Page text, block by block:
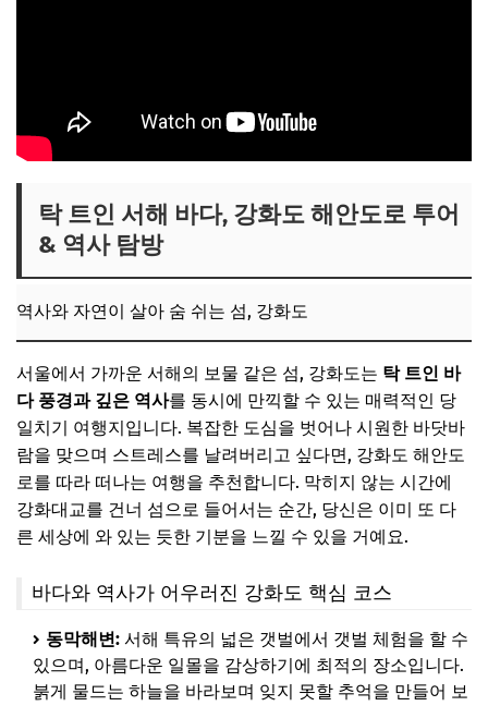
탁 트인 서해 바다, 강화도 해안도로 투어
& 역사 탐방
역사와 자연이 살아 숨 쉬는 섬, 강화도
서울에서 가까운 서해의 보물 같은 섬, 강화도는 탁 트인 바
다 풍경과 깊은 역사를 동시에 만끽할 수 있는 매력적인 당
일치기 여행지입니다. 복잡한 도심을 벗어나 시원한 바닷바
람을 맞으며 스트레스를 날려버리고 싶다면, 강화도 해안도
로를 따라 떠나는 여행을 추천합니다. 막히지 않는 시간에
강화대교를 건너 섬으로 들어서는 순간, 당신은 이미 또 다
른 세상에 와 있는 듯한 기분을 느낄 수 있을 거예요.
바다와 역사가 어우러진 강화도 핵심 코스
동막해변: 서해 특유의 넓은 갯벌에서 갯벌 체험을 할 수
있으며, 아름다운 일몰을 감상하기에 최적의 장소입니다.
붉게 물드는 하늘을 바라보며 잊지 못할 추억을 만들어 보